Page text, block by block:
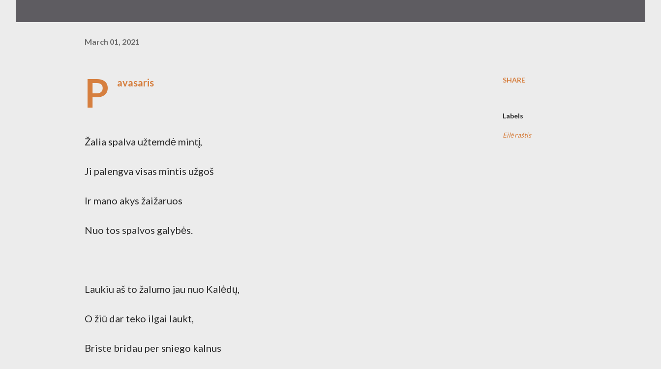
March 01, 2021
P avasaris
Žalia spalva užtemdė mintį,
Ji palengva visas mintis užgoš
Ir mano akys žaižaruos
Nuo tos spalvos galybės.
Laukiu aš to žalumo jau nuo Kalėdų,
O žiū dar teko ilgai laukt,
Briste bridau per sniego kalnus
SHARE
Labels
Eilėraštis